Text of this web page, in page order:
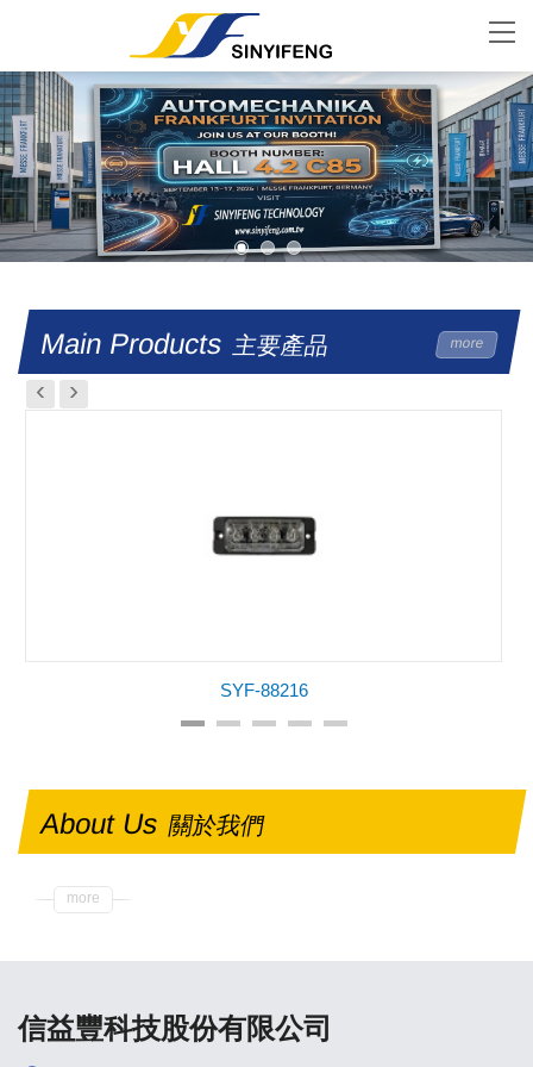
Main Products 主要產品 more
SYF-88216
‹ ›
About Us 關於我們
more
信益豐科技股份有限公司